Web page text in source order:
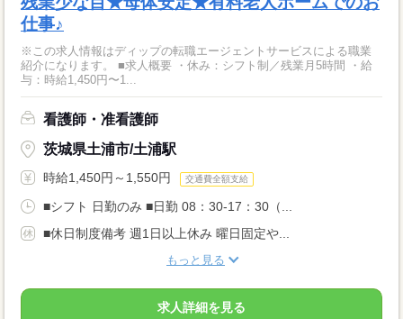
仕事♪
※この求人情報はディップの転職エージェントサービスによる職業
紹介になります。 ■求人概要 ・休み：シフト制／残業月5時間 ・給
与：時給1,450円〜1...
看護師・准看護師
茨城県土浦市/土浦駅
時給1,450円～1,550円 交通費全額支給
■シフト 日勤のみ ■日勤 08：30-17：30（...
■休日制度備考 週1日以上休み 曜日固定や...
もっと見る
求人詳細を見る